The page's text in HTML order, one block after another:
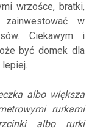
wrzośce, bratki,
w
Ciekawym i
być domek dla
albo większa
rurkami
albo rurki